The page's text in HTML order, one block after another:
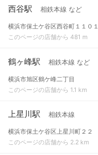
西谷駅 相鉄本線 など
横浜市保土ケ谷区西谷町１１０１
このページの店舗から 481 m
鶴ヶ峰駅 相鉄本線 など
横浜市旭区鶴ケ峰二丁目
このページの店舗から 1.1 km
上星川駅 相鉄本線
横浜市保土ケ谷区上星川町２２
このページの店舗から 2.2 km